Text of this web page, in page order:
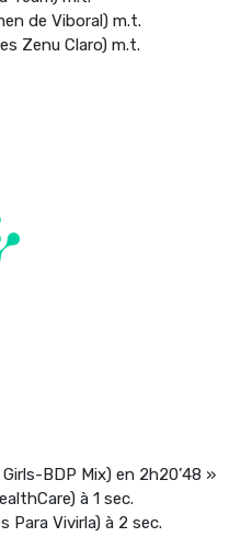
de Viboral) m.t.
Zenu Claro) m.t.
BDP Mix) en 2h20’48 »
à 1 sec.
Para Vivirla) à 2 sec.